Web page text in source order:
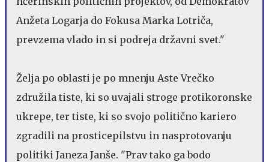
Anžeta Logarja do Fokusa Marka Lotriča,
prevzema vlado in si podreja državni svet."
Želja po oblasti je po mnenju Aste Vrečko
združila tiste, ki so uvajali stroge protikoronske
ukrepe, ter tiste, ki so svojo politično kariero
zgradili na prosticepilstvu in nasprotovanju
politiki Janeza Janše. "Prav tako ga bodo